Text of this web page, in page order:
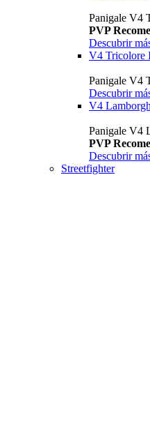
Panigale V4
PVP
Descubrir
V4 Tricolore
Panigale V4
Descubrir
V4
Panigale V4
PVP
Descubrir
Streetfighter